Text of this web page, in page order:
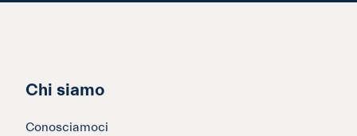
Chi siamo
Conosciamoci